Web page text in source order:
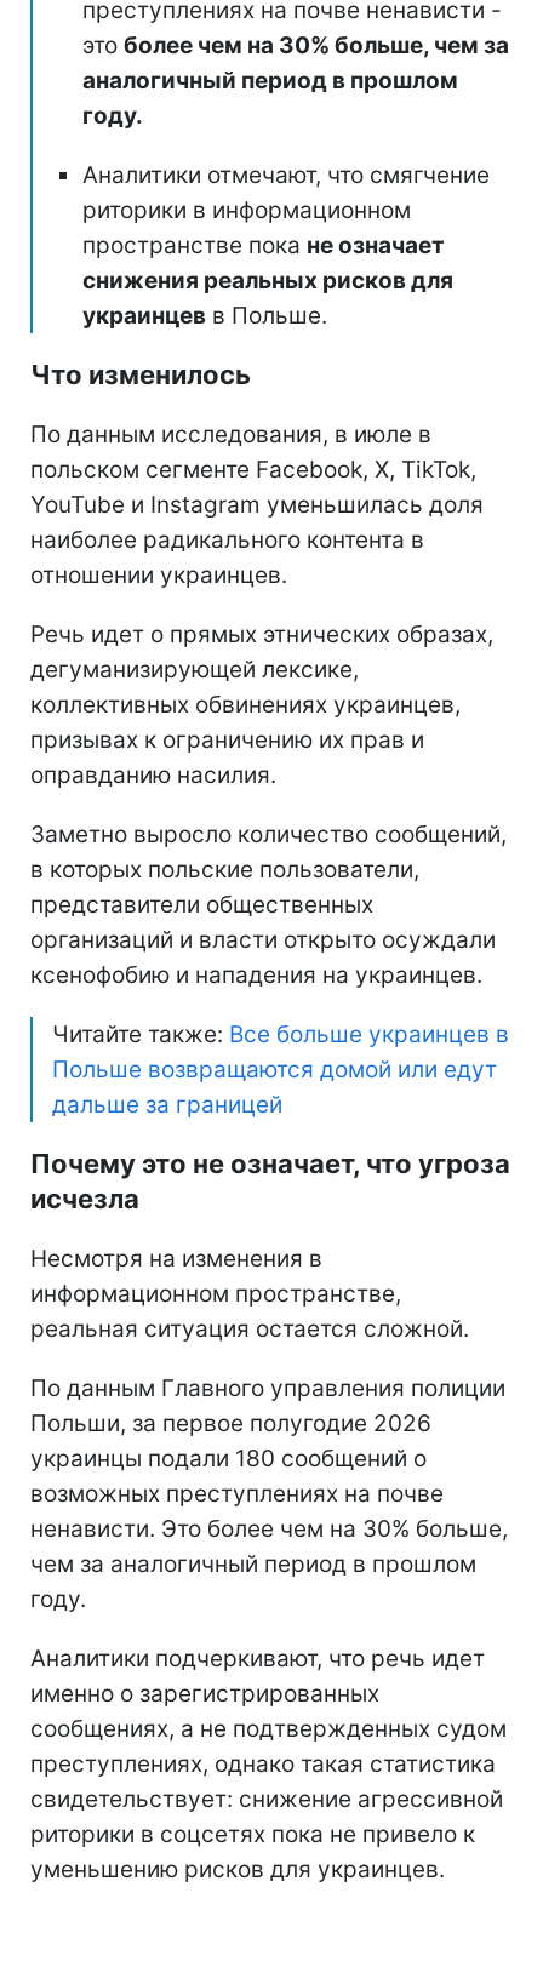
преступлениях на почве ненависти -
это более чем на 30% больше, чем за
аналогичный период в прошлом
году.
Аналитики отмечают, что смягчение
риторики в информационном
пространстве пока не означает
снижения реальных рисков для
украинцев в Польше.
Что изменилось
По данным исследования, в июле в
польском сегменте Facebook, X, TikTok,
YouTube и Instagram уменьшилась доля
наиболее радикального контента в
отношении украинцев.
Речь идет о прямых этнических образах,
дегуманизирующей лексике,
коллективных обвинениях украинцев,
призывах к ограничению их прав и
оправданию насилия.
Заметно выросло количество сообщений,
в которых польские пользователи,
представители общественных
организаций и власти открыто осуждали
ксенофобию и нападения на украинцев.
Читайте также: Все больше украинцев в
Польше возвращаются домой или едут
дальше за границей
Почему это не означает, что угроза
исчезла
Несмотря на изменения в
информационном пространстве,
реальная ситуация остается сложной.
По данным Главного управления полиции
Польши, за первое полугодие 2026
украинцы подали 180 сообщений о
возможных преступлениях на почве
ненависти. Это более чем на 30% больше,
чем за аналогичный период в прошлом
году.
Аналитики подчеркивают, что речь идет
именно о зарегистрированных
сообщениях, а не подтвержденных судом
преступлениях, однако такая статистика
свидетельствует: снижение агрессивной
риторики в соцсетях пока не привело к
уменьшению рисков для украинцев.